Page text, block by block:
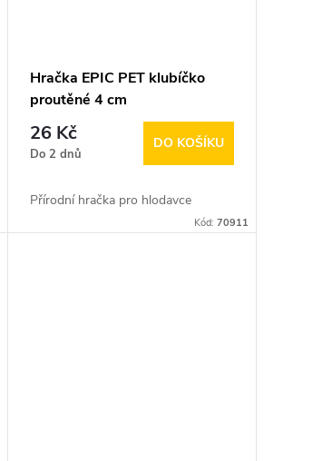
Hračka EPIC PET klubíčko
proutěné 4 cm
26 Kč
Do 2 dnů
DO KOŠÍKU
Přírodní hračka pro hlodavce
Kód: 70911